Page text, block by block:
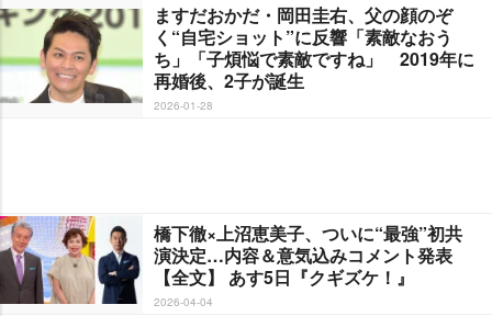
ますだおかだ・岡田圭右、父の顔のぞ
く“自宅ショット”に反響「素敵なおう
ち」「子煩悩で素敵ですね」 2019年に
再婚後、2子が誕生
2026-01-28
橋下徹×上沼恵美子、ついに“最強”初共
演決定…内容＆意気込みコメント発表
【全文】 あす5日『クギズケ！』
2026-04-04